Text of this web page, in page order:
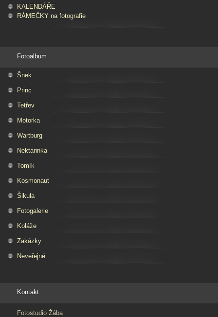
KALENDÁŘE
RÁMEČKY na fotografie
Fotoalbum
Šnek
Princ
Tetřev
Motorka
Wartburg
Nektarinka
Tomík
Kosmonaut
Šikula
Fotogalerie
Koláže
Zakázky
Neveřejné
Kontakt
Fotostudio Žába